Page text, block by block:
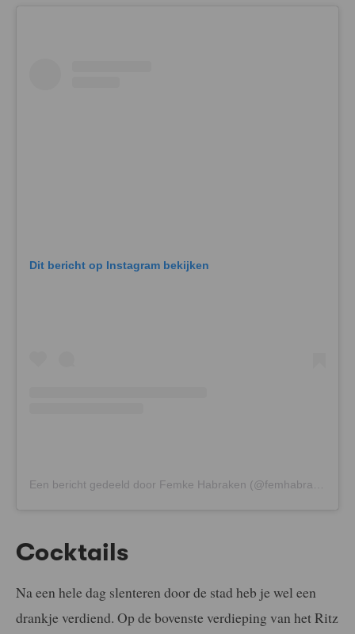
Dit bericht op Instagram bekijken
Een bericht gedeeld door Femke Habraken (@femhabraken)
Cocktails
Na een hele dag slenteren door de stad heb je wel een
drankje verdiend. Op de bovenste verdieping van het Ritz